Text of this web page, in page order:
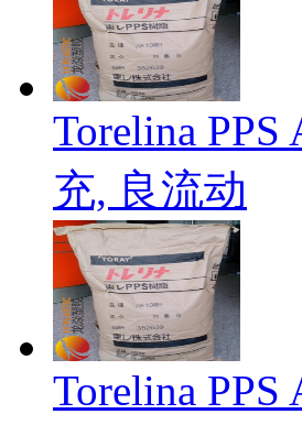
Torelina
充, 良流动
Torelina